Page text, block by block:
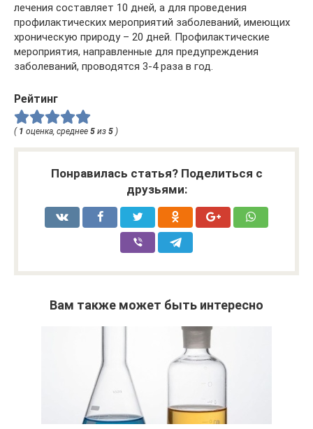
лечения составляет 10 дней, а для проведения
профилактических мероприятий заболеваний, имеющих
хроническую природу – 20 дней. Профилактические
мероприятия, направленные для предупреждения
заболеваний, проводятся 3-4 раза в год.
Рейтинг
( 1 оценка, среднее 5 из 5 )
Понравилась статья? Поделиться с
друзьями:
Вам также может быть интересно